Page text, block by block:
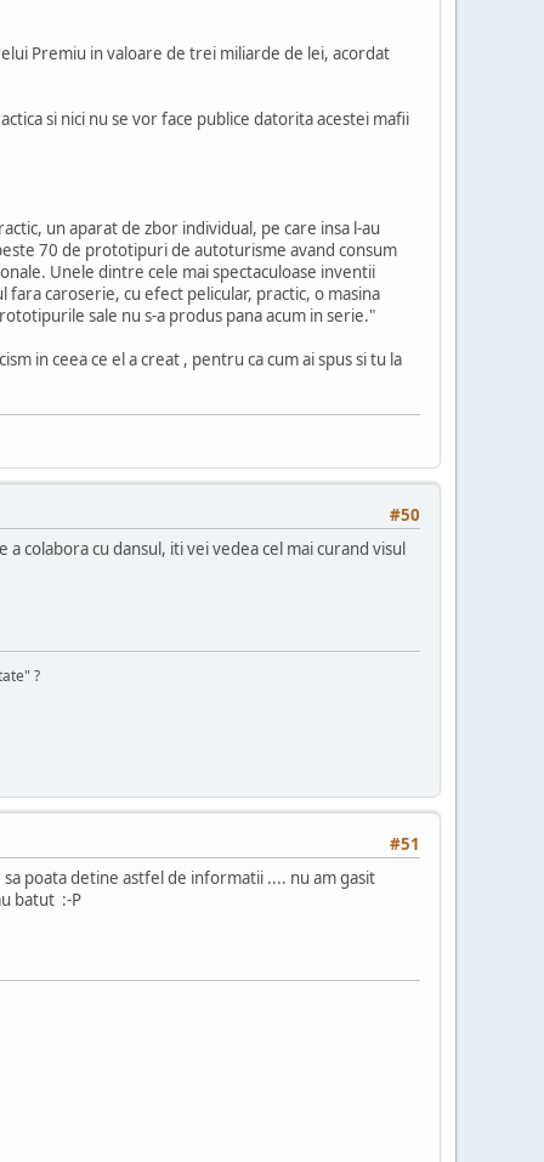
Premiu in valoare de trei miliarde de lei, acordat
si nici nu se vor face publice datorita acestei mafii
un aparat de zbor individual, pe care insa l-au
70 de prototipuri de autoturisme avand consum
Unele dintre cele mai spectaculoase inventii
caroserie, cu efect pelicular, practic, o masina
sale nu s-a produs pana acum in serie."
in ceea ce el a creat , pentru ca cum ai spus si tu la
#50
colabora cu dansul, iti vei vedea cel mai curand visul
?
#51
poata detine astfel de informatii .... nu am gasit
batut :-P